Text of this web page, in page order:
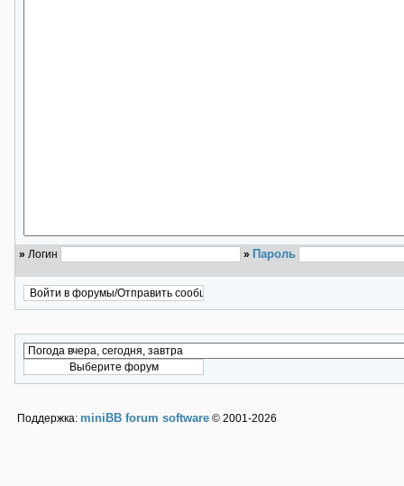
» Логин » Пароль
Поддержка: miniBB forum software © 2001-2026